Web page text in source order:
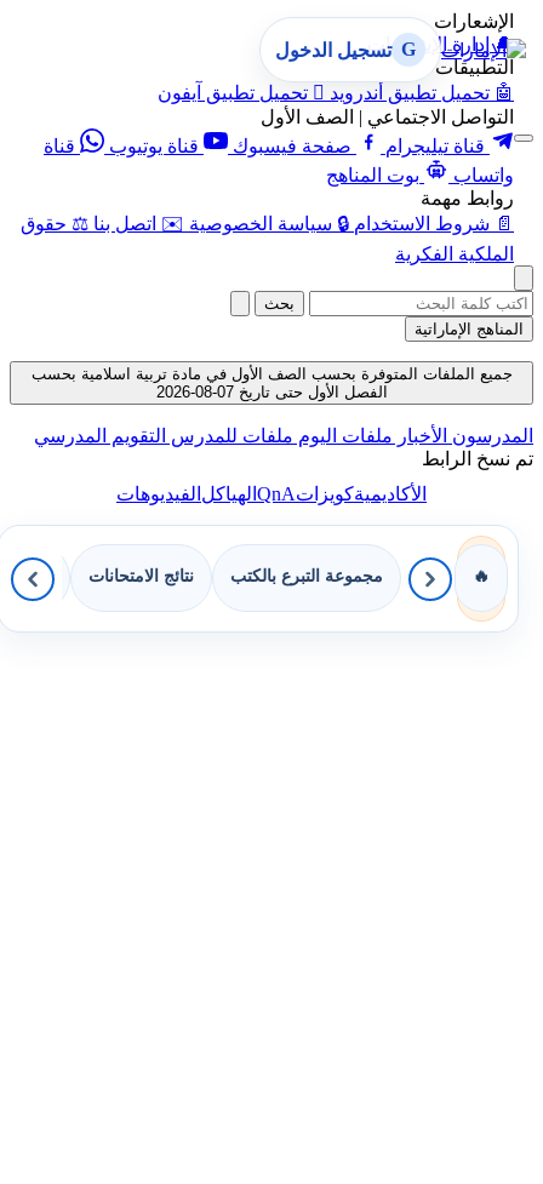
الإشعارات
🔔 إدارة الإشعارات
التطبيقات
🤖 تحميل تطبيق أندرويد  تحميل تطبيق آيفون
التواصل الاجتماعي | الصف الأول
قناة تيليجرام
صفحة فيسبوك قناة يوتيوب
قناة
واتساب
بوت المناهج
روابط مهمة
📄 شروط الاستخدام 🔒 سياسة الخصوصية ✉️ اتصل بنا ⚖️ حقوق
الملكية الفكرية
G تسجيل الدخول
بحث
المناهج الإماراتية
جميع الملفات المتوفرة بحسب الصف الأول في مادة تربية اسلامية بحسب
الفصل الأول حتى تاريخ 07-08-2026
المدرسون الأخبار ملفات اليوم ملفات للمدرس التقويم المدرسي
تم نسخ الرابط
الأكاديميةكويزاتQnAالهياكلالفيديوهات
🔥 مجموعة التبرع بالكتب نتائج الامتحانات